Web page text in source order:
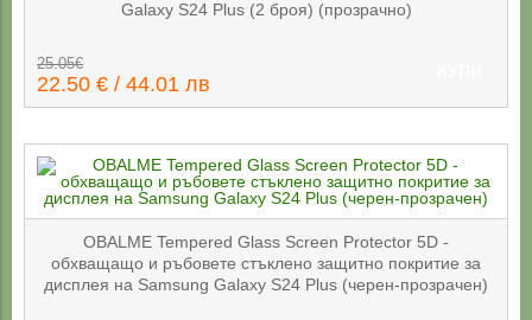
Galaxy S24 Plus (2 броя) (прозрачно)
25.05€
22.50 € / 44.01 лв
OBALME Tempered Glass Screen Protector 5D -
обхващащо и ръбовете стъклено защитно покритие за
дисплея на Samsung Galaxy S24 Plus (черен-прозрачен)